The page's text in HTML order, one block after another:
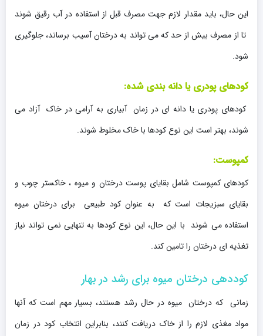
این حال، باید مقدار لازم جهت مصرف قبل از استفاده در آب رقیق شوند
تا از مصرف بیش از حد که می تواند به درختان آسیب برساند، جلوگیری
شود.
کودهای پودری یا دانه بندی شده:
کودهای پودری یا دانه ای در زمان آبیاری به آرامی در خاک آزاد می
شوند، بهتر است این نوع کودها با خاک مخلوط شوند.
کمپوست:
کودهای کمپوست شامل بقایای پوست درختان و میوه ، خاکستر چوب و
بقایای سبزیجات است که به عنوان کود طبیعی برای درختان میوه
استفاده می شوند با این حال، این نوع کودها به تنهایی نمی تواند نیاز
تغذیه ای درختان را تامین کند.
کوددهی درختان میوه برای رشد در بهار
زمانی که درختان میوه در حال رشد هستند، بسیار مهم است که آنها
مواد مغذی لازم را از خاک دریافت کنند، بنابراین انتخاب کود در زمان